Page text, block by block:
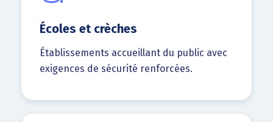
Écoles et crèches
Établissements accueillant du public avec
exigences de sécurité renforcées.